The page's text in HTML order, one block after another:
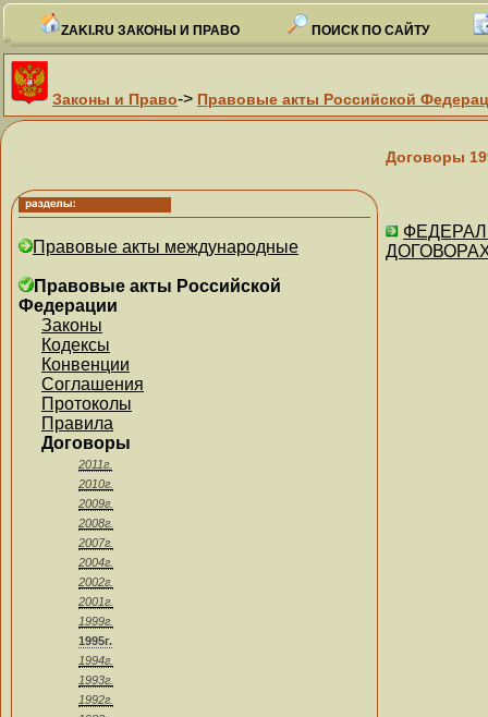
ZAKI.RU ЗАКОНЫ И ПРАВО ПОИСК ПО САЙТУ
Законы и Право-> Правовые акты Российской
Правовые акты международные
Правовые акты Российской
Федерации
Законы
Кодексы
Конвенции
Соглашения
Протоколы
Правила
Договоры
2011г.
2010г.
2009г.
2008г.
2007г.
2004г.
2002г.
2001г.
1999г.
1995г.
1994г.
1993г.
1992г.
Договоры